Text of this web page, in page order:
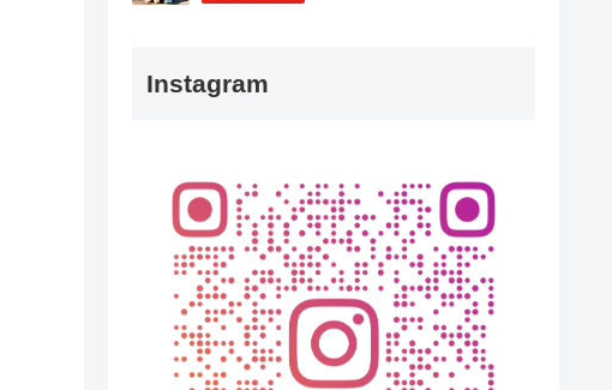
Instagram